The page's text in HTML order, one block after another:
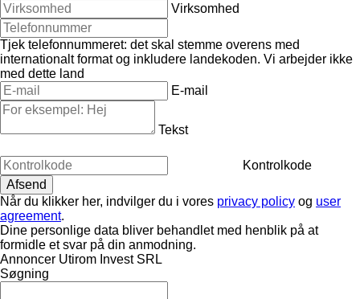
Virksomhed
Tjek telefonnummeret: det skal stemme overens med
internationalt format og inkludere landekoden. Vi arbejder ikke
med dette land
E-mail
Tekst
Kontrolkode
Når du klikker her, indvilger du i vores privacy policy og user
agreement.
Dine personlige data bliver behandlet med henblik på at
formidle et svar på din anmodning.
Annoncer Utirom Invest SRL
Søgning